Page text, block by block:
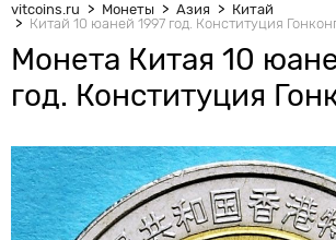
vitcoins.ru Монеты Азия
Китай
Китай 10 юаней 1997 год. Конституция
Монета Китая 10
год. Конституция